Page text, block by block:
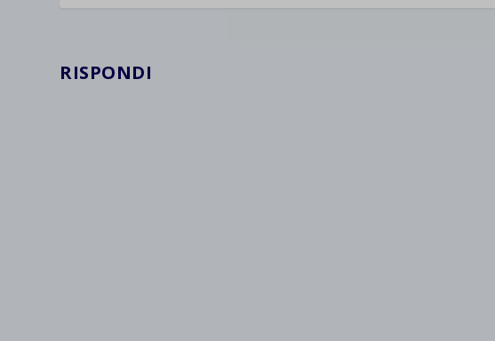
RISPONDI
wpc*